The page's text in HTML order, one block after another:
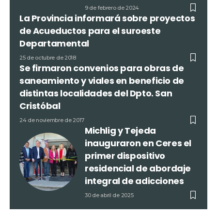
9 de febrero de 2024
La Provincia informará sobre proyectos
de Acueductos para el suroeste
Departamental
25 de octubre de 2018
Se firmaron convenios para obras de
saneamiento y viales en beneficio de
distintas localidades del Dpto. San
Cristóbal
24 de noviembre de 2017
Michlig y Tejeda
inauguraron en Ceres el
primer dispositivo
residencial de abordaje
integral de adicciones
30 de abril de 2025